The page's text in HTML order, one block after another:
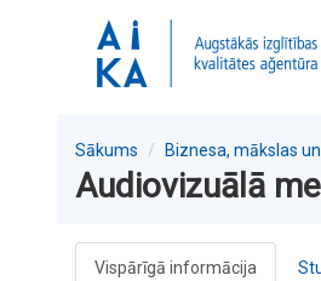
Sākums Biznesa, mākslas
Audiovizuālā
Vispārīgā informācija